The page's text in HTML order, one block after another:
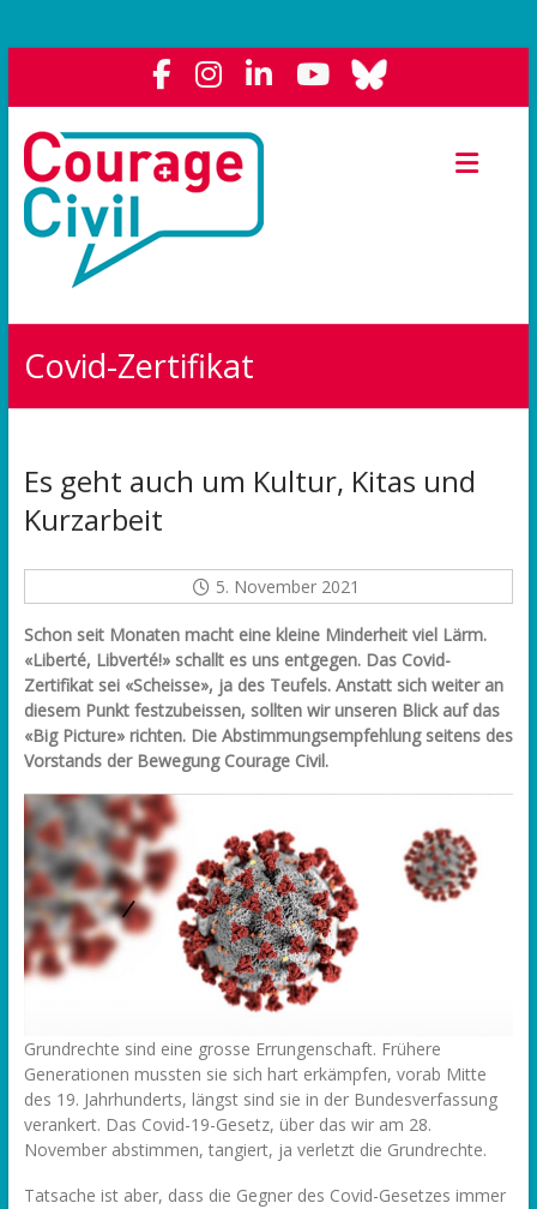
Courage
Civil
Weil
Demokratie
Covid-Zertifikat
Es geht auch um Kultur, Kitas und
Kurzarbeit
5. November 2021
Schon seit Monaten macht eine kleine Minderheit viel Lärm.
«Liberté, Libverté!» schallt es uns entgegen. Das Covid-
Zertifikat sei «Scheisse», ja des Teufels. Anstatt sich weiter an
diesem Punkt festzubeissen, sollten wir unseren Blick auf das
«Big Picture» richten. Die Abstimmungsempfehlung seitens des
Vorstands der Bewegung Courage Civil.
Grundrechte sind eine grosse Errungenschaft. Frühere
Generationen mussten sie sich hart erkämpfen, vorab Mitte
des 19. Jahrhunderts, längst sind sie in der Bundesverfassung
verankert. Das Covid-19-Gesetz, über das wir am 28.
November abstimmen, tangiert, ja verletzt die Grundrechte.
Tatsache ist aber, dass die Gegner des Covid-Gesetzes immer